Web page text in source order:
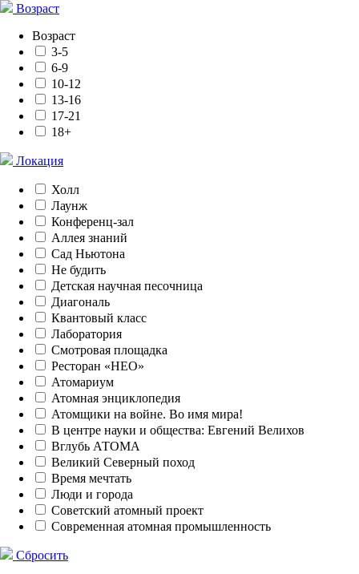
Возраст
Возраст
3-5
6-9
10-12
13-16
17-21
18+
Локация
Холл
Лаунж
Конференц-зал
Аллея знаний
Сад Ньютона
Не будить
Детская научная песочница
Диагональ
Квантовый класс
Лаборатория
Смотровая площадка
Ресторан «НЕО»
Атомариум
Атомная энциклопедия
Атомщики на войне. Во имя мира!
В центре науки и общества: Евгений Велихов
Вглубь АТОМА
Великий Северный поход
Время мечтать
Люди и города
Советский атомный проект
Современная атомная промышленность
Сбросить